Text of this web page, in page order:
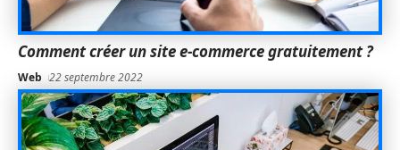
Comment créer un site e-commerce gratuitement ?
Web 22 septembre 2022